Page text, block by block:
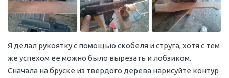
Я делал рукоятку с помощью скобеля и струга, хотя с тем
же успехом ее можно было вырезать и лобзиком.
Сначала на бруске из твердого дерева нарисуйте контур